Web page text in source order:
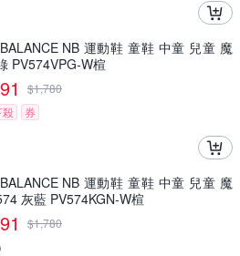
NB 運動鞋 童鞋 中童 兒童 魔
PV574VPG-W楦
$1,780
殺
券
NB 運動鞋 童鞋 中童 兒童 魔
灰藍 PV574KGN-W楦
$1,780